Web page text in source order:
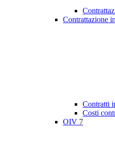
Contrattazione
Contratti
Costi
OIV 7